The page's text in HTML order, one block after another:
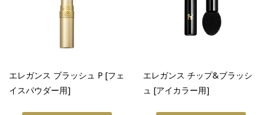
エレガンス ブラッシュ P [フェ
イスパウダー用]
エレガンス チップ&ブラッシ
ュ [アイカラー用]